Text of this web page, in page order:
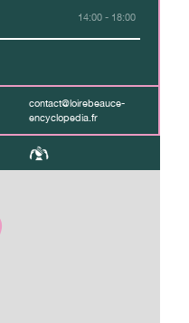
14:00 - 18:00
contact@loirebeauce-
encyclopedia.fr